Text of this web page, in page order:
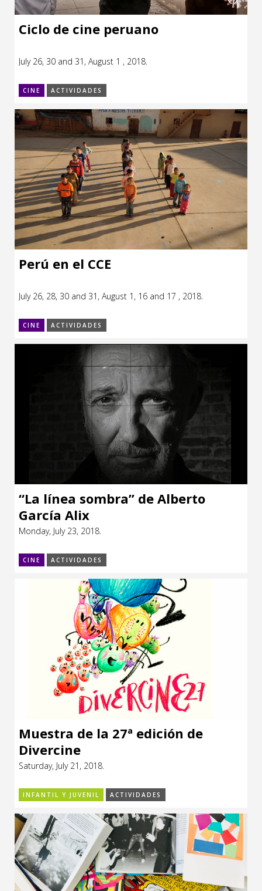
Ciclo de cine peruano
July 26, 30 and 31, August 1 , 2018.
CINE ACTIVIDADES
Perú en el CCE
July 26, 28, 30 and 31, August 1, 16 and 17 , 2018.
CINE ACTIVIDADES
“La línea sombra” de Alberto
García Alix
Monday, July 23, 2018.
CINE ACTIVIDADES
Muestra de la 27ª edición de
Divercine
Saturday, July 21, 2018.
INFANTIL Y JUVENIL ACTIVIDADES